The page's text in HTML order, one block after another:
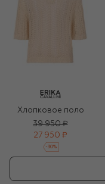
Хлопковое поло
39 950 ₽
27 950 ₽
-30%